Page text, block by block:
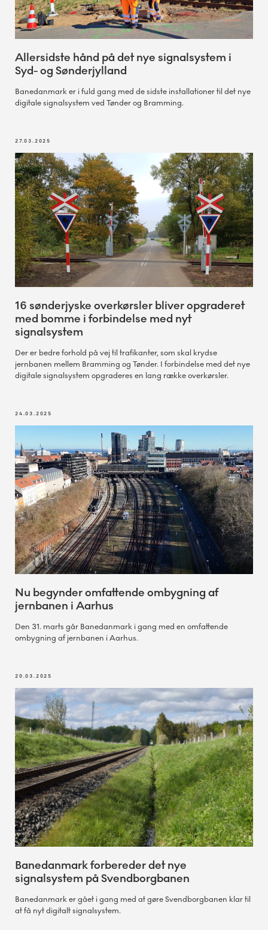
Allersidste hånd på det nye signalsystem i
Syd- og Sønderjylland
Banedanmark er i fuld gang med de sidste installationer til det nye
digitale signalsystem ved Tønder og Bramming.
27.03.2025
16 sønderjyske overkørsler bliver opgraderet
med bomme i forbindelse med nyt
signalsystem
Der er bedre forhold på vej til trafikanter, som skal krydse
jernbanen mellem Bramming og Tønder. I forbindelse med det nye
digitale signalsystem opgraderes en lang række overkørsler.
24.03.2025
Nu begynder omfattende ombygning af
jernbanen i Aarhus
Den 31. marts går Banedanmark i gang med en omfattende
ombygning af jernbanen i Aarhus.
20.03.2025
Banedanmark forbereder det nye
signalsystem på Svendborgbanen
Banedanmark er gået i gang med at gøre Svendborgbanen klar til
at få nyt digitalt signalsystem.